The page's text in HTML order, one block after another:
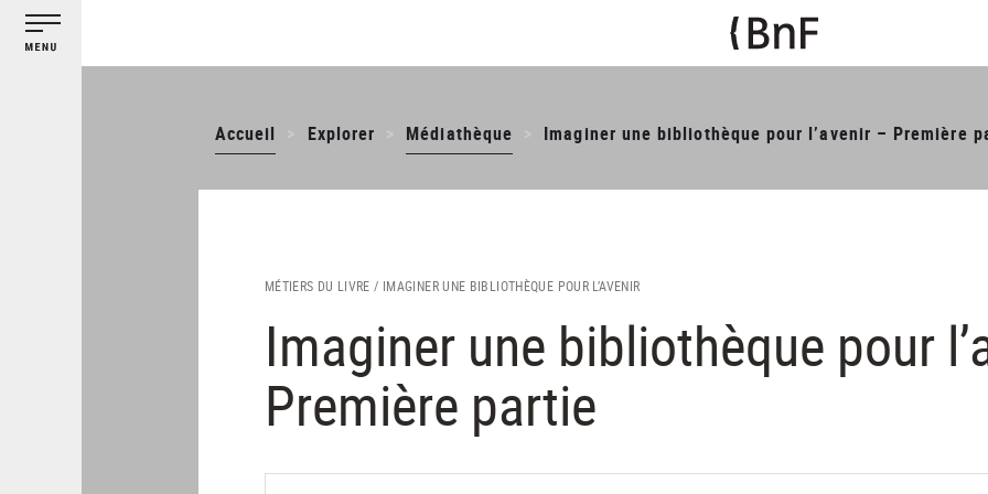
contenu
Accueil Explorer Médiathèque Imaginer une bibliothèque pour l’avenir – Première
MÉTIERS DU LIVRE / IMAGINER UNE BIBLIOTHÈQUE POUR L’AVENIR
Imaginer une bibliothèque pour
Première partie
Gestion des cookies